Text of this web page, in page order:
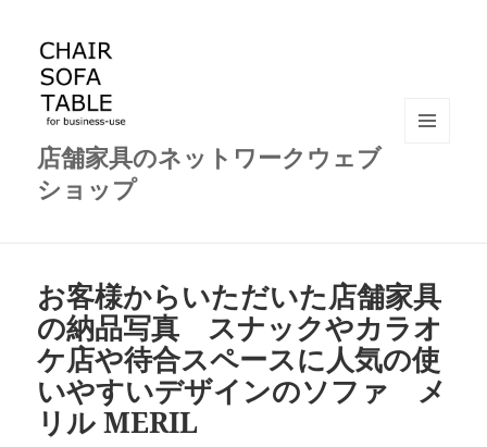
店舗家具のネットワークウェブ
ショップ
お客様からいただいた店舗家具
の納品写真 スナックやカラオ
ケ店や待合スペースに人気の使
いやすいデザインのソファ メ
リル MERIL